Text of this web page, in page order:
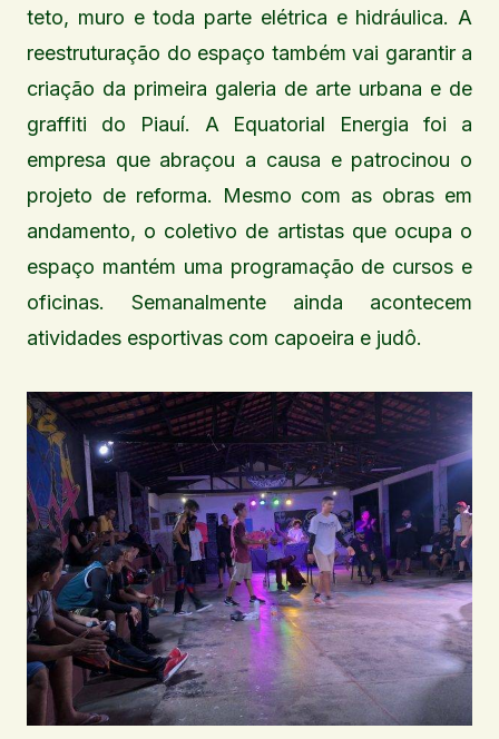
teto, muro e toda parte elétrica e hidráulica. A
reestruturação do espaço também vai garantir a
criação da primeira galeria de arte urbana e de
graffiti do Piauí. A Equatorial Energia foi a
empresa que abraçou a causa e patrocinou o
projeto de reforma. Mesmo com as obras em
andamento, o coletivo de artistas que ocupa o
espaço mantém uma programação de cursos e
oficinas. Semanalmente ainda acontecem
atividades esportivas com capoeira e judô.